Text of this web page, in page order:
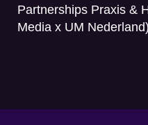
Partnerships Praxis &
Media x UM